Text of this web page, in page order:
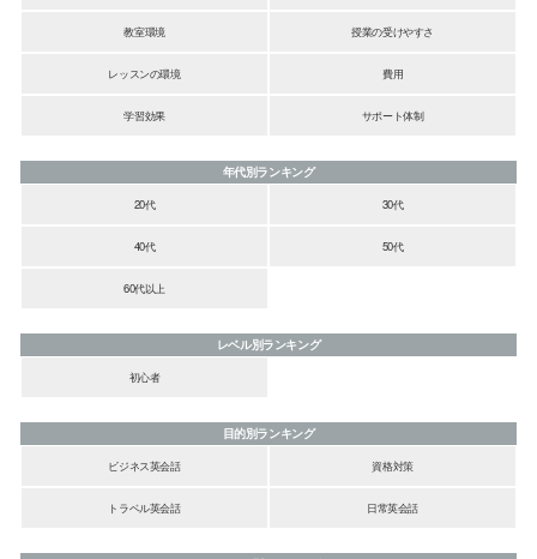
教室環境 授業の受けやすさ
レッスンの環境 費用
学習効果 サポート体制
年代別ランキング
20代
30代
40代 50代
60代以上
レベル別ランキング
初心者
目的別ランキング
ビジネス英会話
資格対策
トラベル英会話 日常英会話